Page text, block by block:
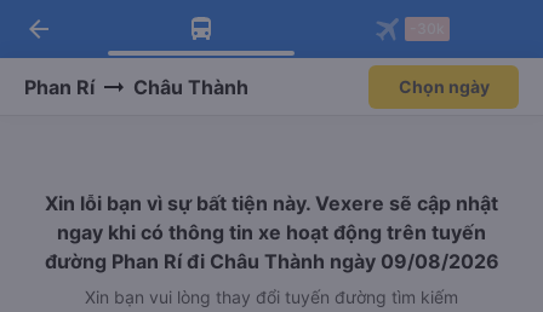
Tải app Vexere ngay!
Nhận ưu đãi thành viên độc
Mở app
Tải app Vexere
-30k/ghế khi đặt vé máy bay qua
Mở app
arrow_back
Phan Rí Châu Thành Chọn ngày
Xin lỗi bạn vì sự bất tiện này. Vexere sẽ cập nhật
ngay khi có thông tin xe hoạt động trên tuyến
đường Phan Rí đi Châu Thành ngày 09/08/2026
Xin bạn vui lòng thay đổi tuyến đường tìm kiếm